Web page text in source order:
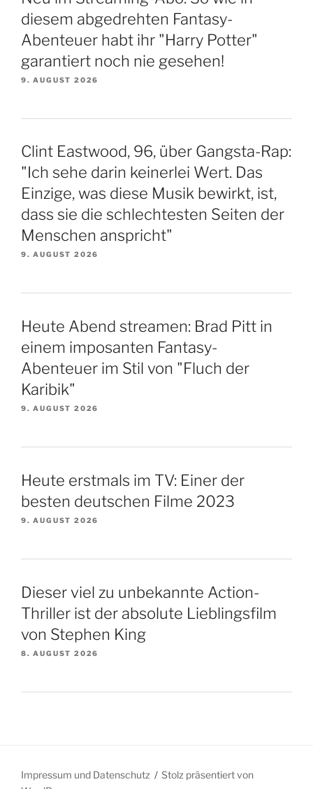
diesem abgedrehten Fantasy-
Abenteuer habt ihr "Harry Potter"
garantiert noch nie gesehen!
9. AUGUST 2026
Clint Eastwood, 96, über Gangsta-Rap:
"Ich sehe darin keinerlei Wert. Das
Einzige, was diese Musik bewirkt, ist,
dass sie die schlechtesten Seiten der
Menschen anspricht"
9. AUGUST 2026
Heute Abend streamen: Brad Pitt in
einem imposanten Fantasy-
Abenteuer im Stil von "Fluch der
Karibik"
9. AUGUST 2026
Heute erstmals im TV: Einer der
besten deutschen Filme 2023
9. AUGUST 2026
Dieser viel zu unbekannte Action-
Thriller ist der absolute Lieblingsfilm
von Stephen King
8. AUGUST 2026
Impressum und Datenschutz
Stolz präsentiert von